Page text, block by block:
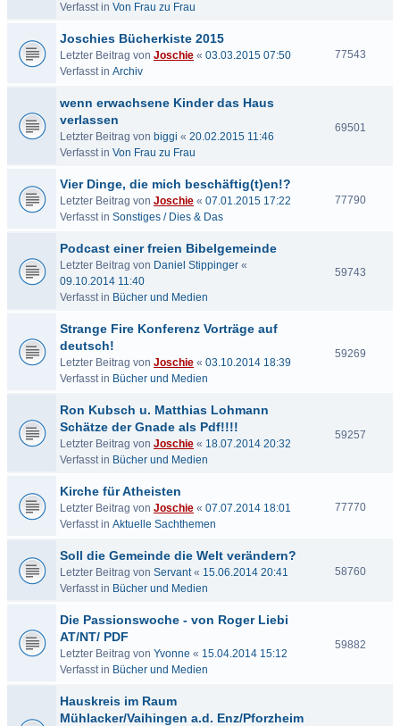
Verfasst in Von Frau zu Frau
Joschies Bücherkiste 2015
Letzter Beitrag von Joschie « 03.03.2015 07:50
Verfasst in Archiv
77543
wenn erwachsene Kinder das Haus
verlassen
Letzter Beitrag von biggi « 20.02.2015 11:46
Verfasst in Von Frau zu Frau
69501
Vier Dinge, die mich beschäftig(t)en!?
Letzter Beitrag von Joschie « 07.01.2015 17:22
Verfasst in Sonstiges / Dies & Das
77790
Podcast einer freien Bibelgemeinde
Letzter Beitrag von Daniel Stippinger «
09.10.2014 11:40
Verfasst in Bücher und Medien
59743
Strange Fire Konferenz Vorträge auf
deutsch!
Letzter Beitrag von Joschie « 03.10.2014 18:39
Verfasst in Bücher und Medien
59269
Ron Kubsch u. Matthias Lohmann
Schätze der Gnade als Pdf!!!!
Letzter Beitrag von Joschie « 18.07.2014 20:32
Verfasst in Bücher und Medien
59257
Kirche für Atheisten
Letzter Beitrag von Joschie « 07.07.2014 18:01
Verfasst in Aktuelle Sachthemen
77770
Soll die Gemeinde die Welt verändern?
Letzter Beitrag von Servant« 15.06.2014 20:41
Verfasst in Bücher und Medien
58760
Die Passionswoche - von Roger Liebi
AT/NT/ PDF
Letzter Beitrag von Yvonne « 15.04.2014 15:12
Verfasst in Bücher und Medien
59882
Hauskreis im Raum
Mühlacker/Vaihingen a.d. Enz/Pforzheim